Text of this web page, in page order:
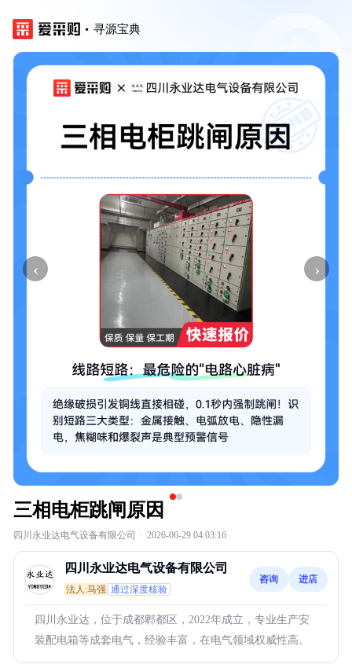
寻源宝典
‹ ›
三相电柜跳闸原因
四川永业达电气设备有限公司 · 2026-06-29 04:03:16
四川永业达电气设备有限公司
法人:马强 通过深度核验
咨询 进店
四川永业达，位于成都郫都区，2022年成立，专业生产安
装配电箱等成套电气，经验丰富，在电气领域权威性高。